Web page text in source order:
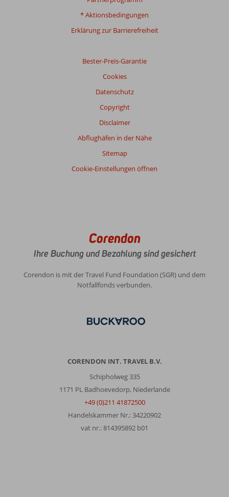
* Aktionsbedingungen
Erklärung zur Barrierefreiheit
Bester-Preis-Garantie
Cookies
Datenschutz
Copyright
Disclaimer
Abflughäfen in der Nähe
Sitemap
Cookie-Einstellungen öffnen
Corendon
Ihre Buchung und Bezahlung sind gesichert
Corendon is mit der Travel Fund Foundation (SGR) und dem
Notfallfonds verbunden.
CORENDON INT. TRAVEL B.V.
Schipholweg 335
1171 PL Badhoevedorp, Niederlande
+49 (0)211 41872500
Handelskammer Nr.: 34220902
vat nr.: 814395892 b01